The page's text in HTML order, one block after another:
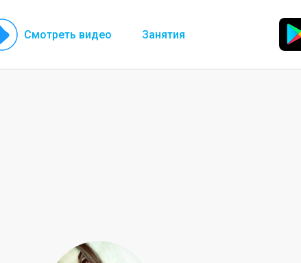
Смотреть видео Занятия